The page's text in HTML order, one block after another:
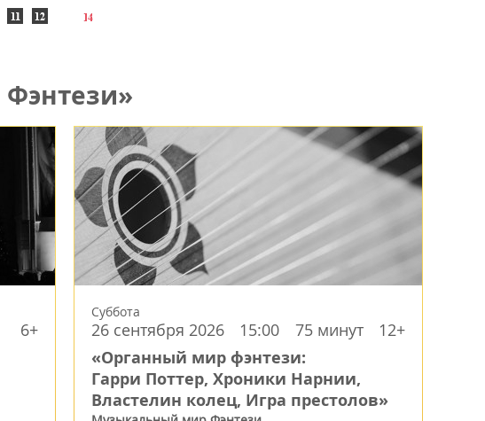
6+
Суббота
26 сентября 2026 15:00 75 минут 12+
«Органный мир фэнтези:
Гарри Поттер, Хроники Нарнии,
Властелин колец, Игра престолов»